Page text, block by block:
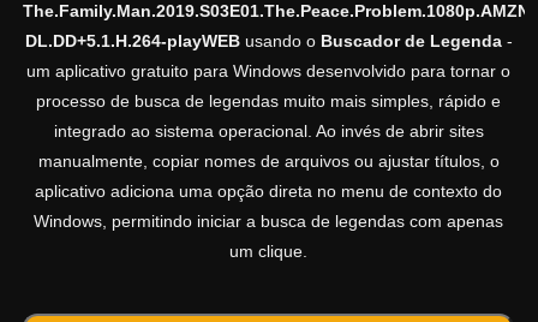
DL.DD+5.1.H.264-playWEBusando o Buscador de Legenda-
um aplicativo gratuito para Windows desenvolvido para tornar o
processo de busca de legendas muito mais simples, rápido e
integrado ao sistema operacional. Ao invés de abrir sites
manualmente, copiar nomes de arquivos ou ajustar títulos, o
aplicativo adiciona uma opção direta no menu de contexto do
Windows, permitindo iniciar a busca de legendas com apenas
um clique.